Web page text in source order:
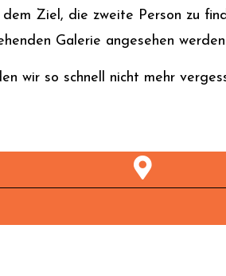
Ziel, die zweite Person zu
Galerie angesehen
wir so schnell nicht mehr